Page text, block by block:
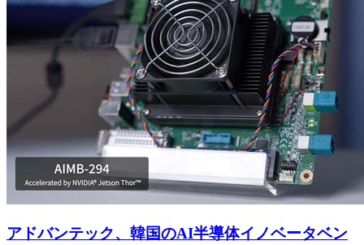
アドバンテック、韓国のAI半導体イノベータベン